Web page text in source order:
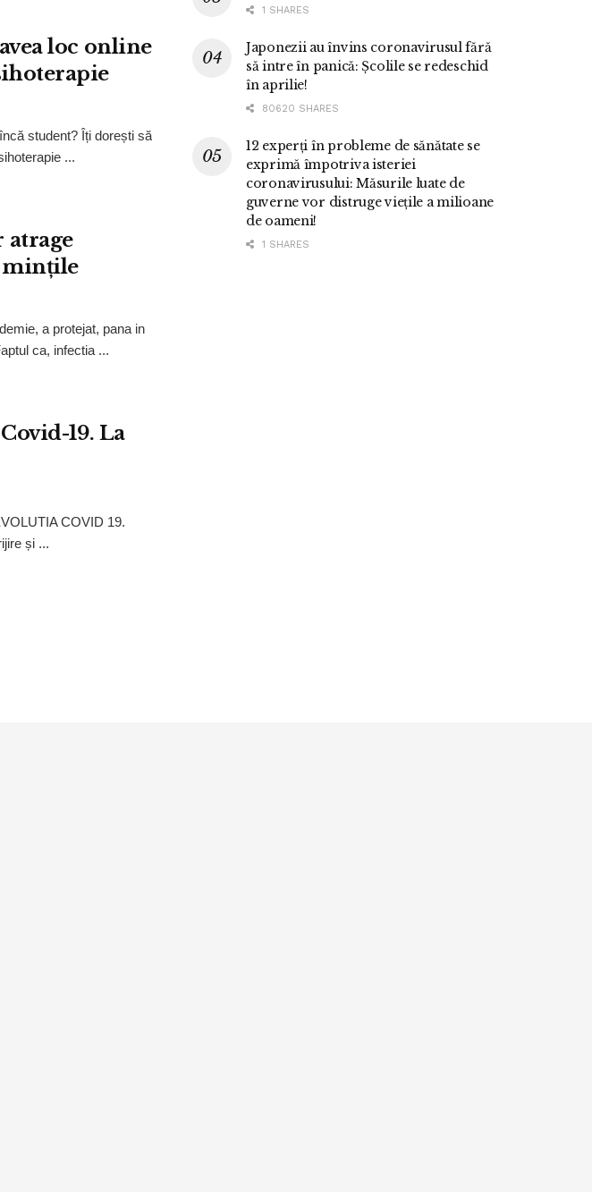
loc online
student? Îți dorești să
...
atrage
mințile
a protejat, pana in
ca, infectia ...
19. La
COVID 19.
și ...
1 SHARES
Japonezii au învins coronavirusul fără
să intre în panică: Școlile se redeschid
în aprilie!
80620 SHARES
12 experți în probleme de sănătate se
exprimă împotriva isteriei
coronavirusului: Măsurile luate de
guverne vor distruge viețile a milioane
de oameni!
1 SHARES